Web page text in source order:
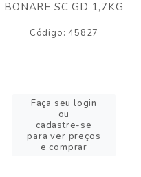
BONARE SC GD 1,7KG
Código: 45827
Faça seu login
ou
cadastre-se
para ver preços
e comprar